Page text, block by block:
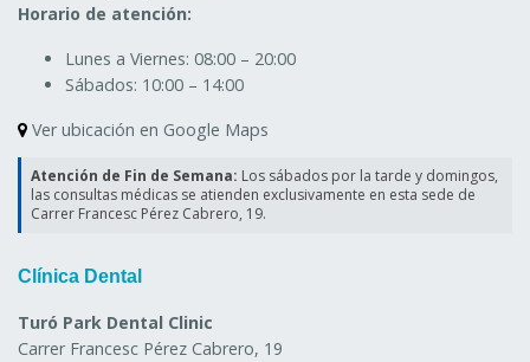
Horario de atención:
Lunes a Viernes: 08:00 – 20:00
Sábados: 10:00 – 14:00
Ver ubicación en Google Maps
Atención de Fin de Semana: Los sábados por la tarde y domingos,
las consultas médicas se atienden exclusivamente en esta sede de
Carrer Francesc Pérez Cabrero, 19.
Clínica Dental
Turó Park Dental Clinic
Carrer Francesc Pérez Cabrero, 19